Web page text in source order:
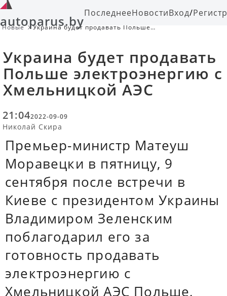
autoparus.byПоследнееНовостиВход/
Новые
Украина будет продавать Польше
Украина будет продавать
Польше электроэнергию с
Хмельницкой АЭС
21:042022-09-09
Николай Скира
Премьер-министр Матеуш
Моравецки в пятницу, 9
сентября после встречи в
Киеве с президентом Украины
Владимиром Зеленским
поблагодарил его за
готовность продавать
электроэнергию с
Хмельницкой АЭС Польше,